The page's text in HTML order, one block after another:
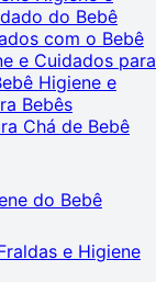
do Bebê
com o Bebê
e Cuidados para
Higiene e
Bebês
Chá de Bebê
do Bebê
e Higiene